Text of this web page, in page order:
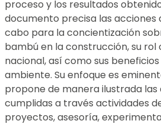
proceso y los resultados
documento precisa las acciones
cabo para la concientización
bambú en la construcción, su
nacional, así como sus
ambiente. Su enfoque es
propone de manera ilustrada
cumplidas a través actividades
proyectos, asesoría,